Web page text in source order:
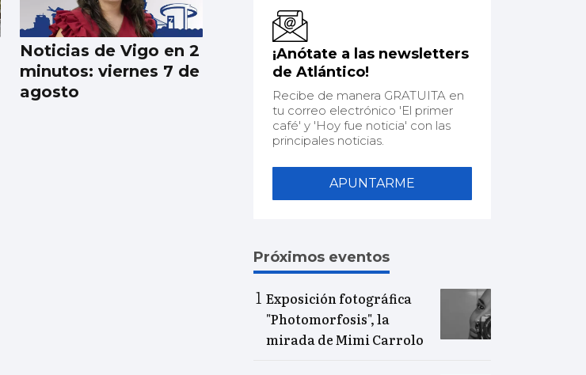
Noticias de Vigo en 2
minutos: viernes 7 de
agosto
¡Anótate a las newsletters
de Atlántico!
Recibe de manera GRATUITA en
tu correo electrónico 'El primer
café' y 'Hoy fue noticia' con las
principales noticias.
APUNTARME
Próximos eventos
Exposición fotográfica
"Photomorfosis", la
mirada de Mimi Carrolo